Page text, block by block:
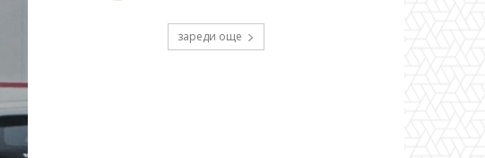
зареди още